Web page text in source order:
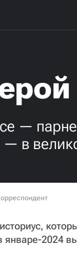
—
в
январе-2024